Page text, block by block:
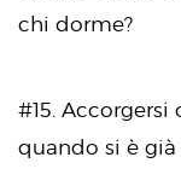
chi dorme?
#15.
quando si è già